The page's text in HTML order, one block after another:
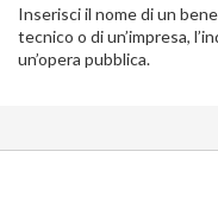
RICOSTRUZIONE
ATTIVITÀ
INTERVENTI
Inserisci il nome di un
tecnico o di un’impresa,
un’opera pubblica.